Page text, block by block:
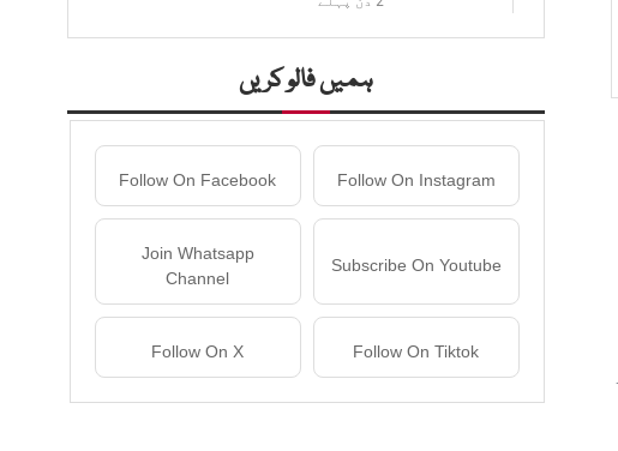
ہمیں فالو کریں
Follow On Instagram
Follow On Facebook
Subscribe On Youtube
Join Whatsapp
Channel
Follow On Tiktok
Follow On X